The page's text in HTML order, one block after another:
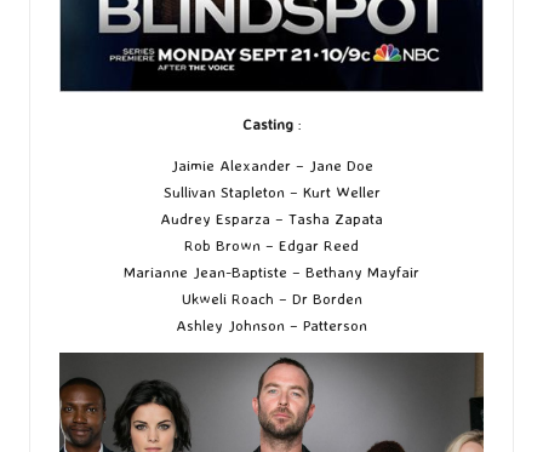
Casting:
Jaimie Alexander – Jane Doe
Sullivan Stapleton – Kurt Weller
Audrey Esparza – Tasha Zapata
Rob Brown – Edgar Reed
Marianne Jean-Baptiste – Bethany Mayfair
Ukweli Roach – Dr Borden
Ashley Johnson – Patterson